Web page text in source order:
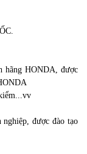
hãng HONDA, được
được đào tạo